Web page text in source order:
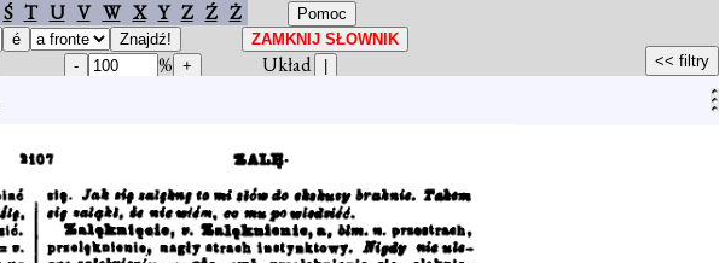
Ś T U V W X Y Z Ź Ż
%
Układ